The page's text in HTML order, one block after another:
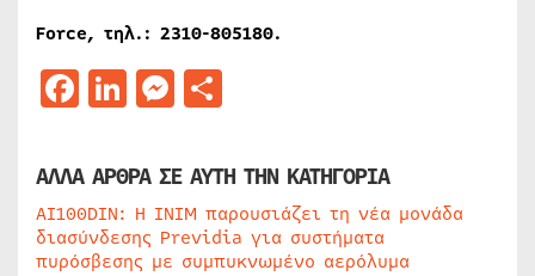
Force, τηλ.: 2310-805180.
Facebook
LinkedIn
Messenger
ΑΛΛΑ ΑΡΘΡΑ ΣΕ ΑΥΤΗ ΤΗΝ ΚΑΤΗΓΟΡΙΑ
AI100DIN: Η INIM παρουσιάζει τη νέα μονάδα
διασύνδεσης Previdia για συστήματα
πυρόσβεσης με συμπυκνωμένο αερόλυμα